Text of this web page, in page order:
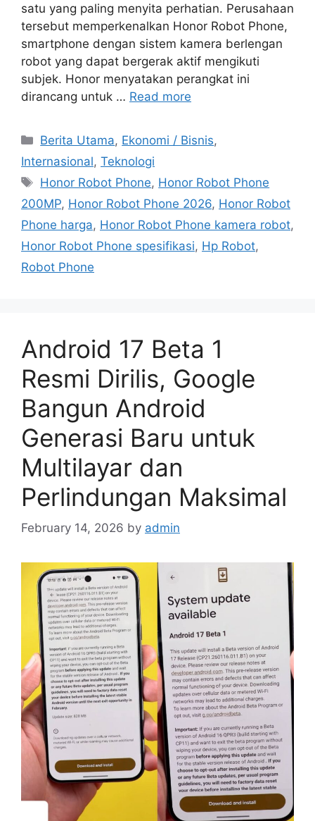
satu yang paling menyita perhatian. Perusahaan
tersebut memperkenalkan Honor Robot Phone,
smartphone dengan sistem kamera berlengan
robot yang dapat bergerak aktif mengikuti
subjek. Honor menyatakan perangkat ini
dirancang untuk … Read more
C
e
g
o
r
Berita Utama, Ekonomi / Bisnis,
Internasional, Teknologi
T
a
s
Honor Robot Phone, Honor Robot Phone
200MP, Honor Robot Phone 2026, Honor Robot
Phone harga, Honor Robot Phone kamera robot,
Honor Robot Phone spesifikasi, Hp Robot,
Robot Phone
Android 17 Beta 1
Resmi Dirilis, Google
Bangun Android
Generasi Baru untuk
Multilayar dan
Perlindungan Maksimal
February 14, 2026 by admin